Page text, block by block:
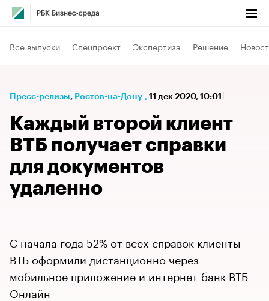
Все выпуски Спецпроект Экспертиза Решение
Пресс-релизы⁠, Ростов-на-Дону , 11 дек 2020, 10:01
Каждый второй клиент
ВТБ получает справки
для документов
удаленно
С начала года 52% от всех справок клиенты
ВТБ оформили дистанционно через
мобильное приложение и интернет-банк ВТБ
Онлайн